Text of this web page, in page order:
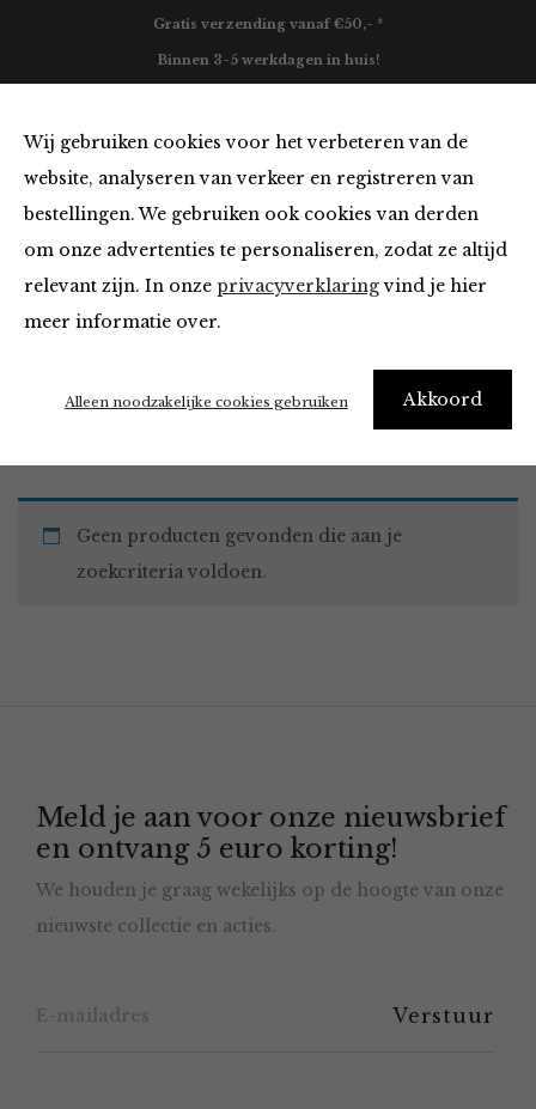
Wij gebruiken cookies voor het verbeteren van de
website, analyseren van verkeer en registreren van
bestellingen. We gebruiken ook cookies van derden
om onze advertenties te personaliseren, zodat ze altijd
relevant zijn. In onze privacyverklaringvind je hier
meer informatie over.
Akkoord
Alleen noodzakelijke cookies gebruiken
Gratis verzending vanaf €50,- *
Binnen 3-5 werkdagen in huis!
Must Haves
Home Winkel Accessoires Must Haves
Geen producten gevonden die aan je
zoekcriteria voldoen.
Meld je aan voor onze nieuwsbrief
en ontvang 5 euro korting!
We houden je graag wekelijks op de hoogte van onze
nieuwste collectie en acties.